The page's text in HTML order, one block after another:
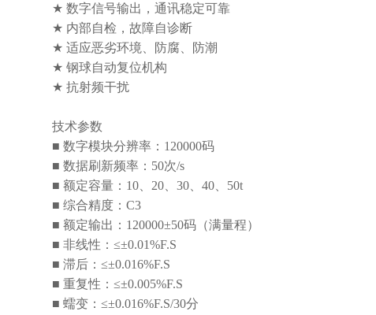
★ 数字信号输出，通讯稳定可靠
★ 内部自检，故障自诊断
★ 适应恶劣环境、防腐、防潮
★ 钢球自动复位机构
★ 抗射频干扰
技术参数
■ 数字模块分辨率： 120000码
■ 数据刷新频率： 50次/s
■ 额定容量： 10 20 30 40
50t
■ 综合精度： C3
■ 额定输出： 120000±50码 （满量程）
■ 非线性： ≤±0.01%F.S
■ 滞后： ≤±0.016%F.S
■ 重复性： ≤±0.005%F.S
■ 蠕变： ≤±0.016%F.S/30分